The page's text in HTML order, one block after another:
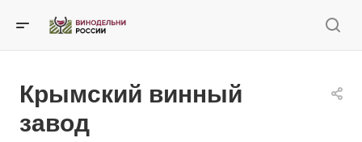
Крымский винный
завод